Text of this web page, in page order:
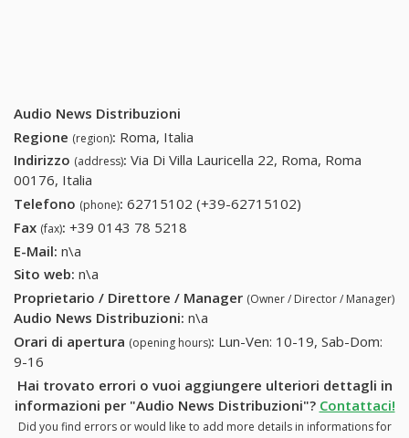
Audio News Distribuzioni
Regione (region): Roma, Italia
Indirizzo (address): Via Di Villa Lauricella 22, Roma, Roma
00176, Italia
Telefono (phone): 62715102 (+39-62715102)
Fax (fax): +39 0143 78 5218
E-Mail: n\a
Sito web: n\a
Proprietario / Direttore / Manager (Owner / Director / Manager)
Audio News Distribuzioni: n\a
Orari di apertura (opening hours): Lun-Ven: 10-19, Sab-Dom:
9-16
Hai trovato errori o vuoi aggiungere ulteriori dettagli in
informazioni per "Audio News Distribuzioni"? Contattaci!
Did you find errors or would like to add more details in informations for